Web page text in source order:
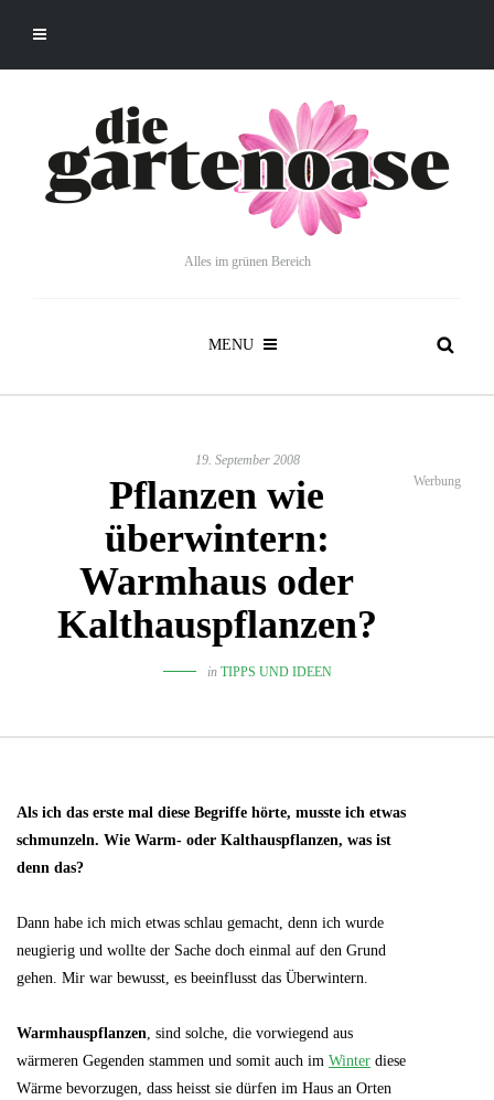
Alles im grünen Bereich
MENU
19. September 2008
Pflanzen wie
überwintern:
Warmhaus oder
Kalthauspflanzen?
Werbung
in TIPPS UND IDEEN
Als ich das erste mal diese Begriffe hörte, musste ich etwas
schmunzeln. Wie Warm- oder Kalthauspflanzen, was ist
denn das?
Dann habe ich mich etwas schlau gemacht, denn ich wurde
neugierig und wollte der Sache doch einmal auf den Grund
gehen. Mir war bewusst, es beeinflusst das Überwintern.
Warmhauspflanzen, sind solche, die vorwiegend aus
wärmeren Gegenden stammen und somit auch im Winter diese
Wärme bevorzugen, dass heisst sie dürfen im Haus an Orten